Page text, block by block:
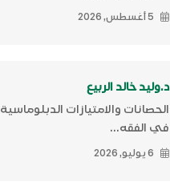
5 أغسطس, 2026
د.وليد خالد الربيع
الحصانات والامتيازات الدبلوماسية
في الفقه...
6 يوليو, 2026